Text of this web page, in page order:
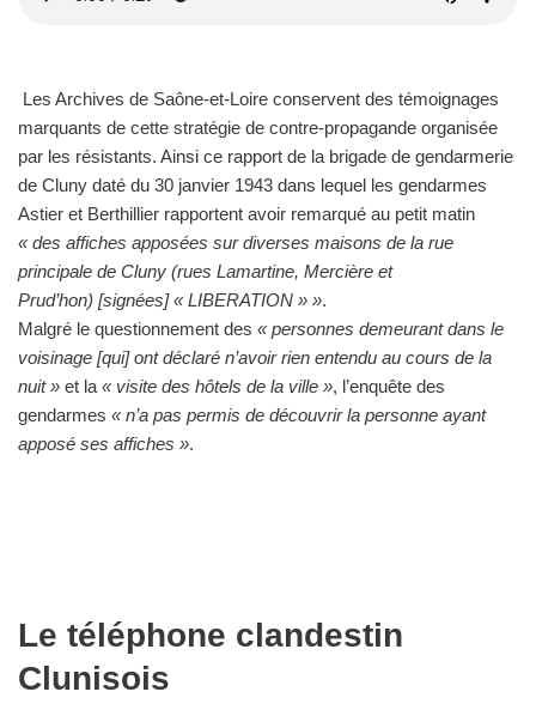
Les Archives de Saône-et-Loire conservent des témoignages
marquants de cette stratégie de contre-propagande organisée
par les résistants. Ainsi ce rapport de la brigade de gendarmerie
de Cluny daté du 30 janvier 1943 dans lequel les gendarmes
Astier et Berthillier rapportent avoir remarqué au petit matin
« des affiches apposées sur diverses maisons de la rue
principale de Cluny (rues Lamartine, Mercière et
Prud’hon) [signées] « LIBERATION » ».
Malgré le questionnement des « personnes demeurant dans le
voisinage [qui] ont déclaré n’avoir rien entendu au cours de la
nuit » et la « visite des hôtels de la ville », l’enquête des
gendarmes « n’a pas permis de découvrir la personne ayant
apposé ses affiches ».
Le téléphone clandestin
Clunisois